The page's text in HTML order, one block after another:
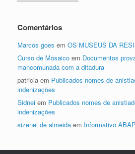
Comentários
Marcos goes em OS MUSEUS DA
Curso de Mosaico em Documentos
mancomunada com a ditadura
patricia em Publicados nomes de
indenizações
Sidnei em Publicados nomes de
indenizações
sizenei de almeida em Informativo